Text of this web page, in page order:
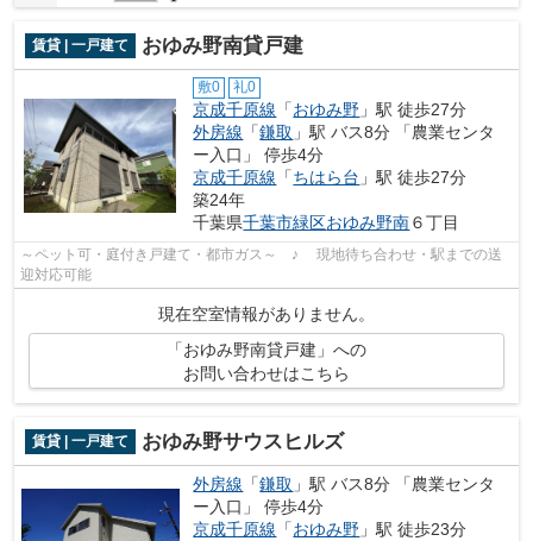
賃貸 | 一戸建て おゆみ野南貸戸建
敷0 礼0
京成千原線 「おゆみ野 」駅 徒歩27分
外房線 「鎌取 」駅 バス8分 「農業センタ
ー入口」 停歩4分
京成千原線 「ちはら台 」駅 徒歩27分
築24年
千葉県千葉市緑区おゆみ野南６丁目
～ペット可・庭付き戸建て・都市ガス～ ♪ 現地待ち合わせ・駅までの送
迎対応可能
現在空室情報がありません。
「おゆみ野南貸戸建」への
お問い合わせはこちら
賃貸 | 一戸建て おゆみ野サウスヒルズ
外房線 「鎌取 」駅 バス8分 「農業センタ
ー入口」 停歩4分
京成千原線 「おゆみ野 」駅 徒歩23分